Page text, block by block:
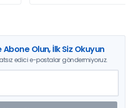
Olun, İlk Siz Okuyun
edici e-postalar göndermiyoruz.